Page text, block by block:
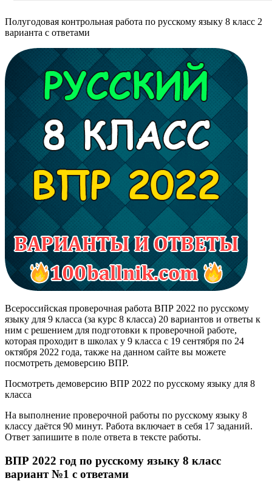
Полугодовая контрольная работа по русскому языку 8 класс 2
варианта с ответами
Всероссийская проверочная работа ВПР 2022 по русскому
языку для 9 класса (за курс 8 класса) 20 вариантов и ответы к
ним с решением для подготовки к проверочной работе,
которая проходит в школах у 9 класса с 19 сентября по 24
октября 2022 года, также на данном сайте вы можете
посмотреть демоверсию ВПР.
Посмотреть демоверсию ВПР 2022 по русскому языку для 8
класса
На выполнение проверочной работы по русскому языку 8
классу даётся 90 минут. Работа включает в себя 17 заданий.
Ответ запишите в поле ответа в тексте работы.
ВПР 2022 год по русскому языку 8 класс
вариант №1 с ответами